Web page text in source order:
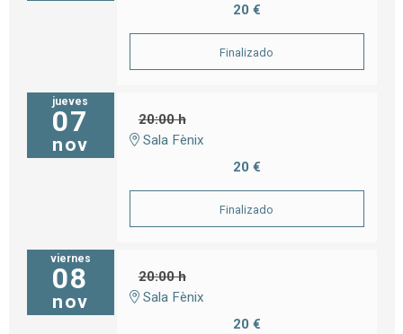
20 €
Finalizado
jueves
07
nov
20:00 h
Sala Fènix
20 €
Finalizado
viernes
08
nov
20:00 h
Sala Fènix
20 €